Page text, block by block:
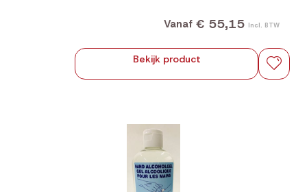
Vanaf € 55,15 Incl. BTW
Bekijk product